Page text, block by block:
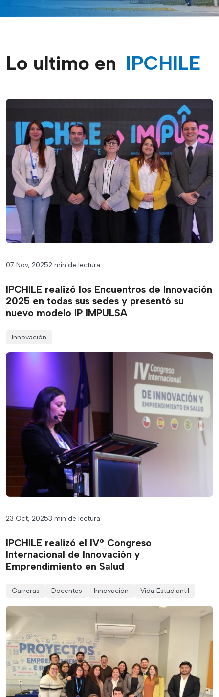
Lo ultimo en IPCHILE
07 Nov, 20252 min de lectura
IPCHILE realizó los Encuentros de Innovación
2025 en todas sus sedes y presentó su
nuevo modelo IP IMPULSA
Innovación
23 Oct, 20253 min de lectura
IPCHILE realizó el IV° Congreso
Internacional de Innovación y
Emprendimiento en Salud
Carreras Docentes Innovación Vida Estudiantil